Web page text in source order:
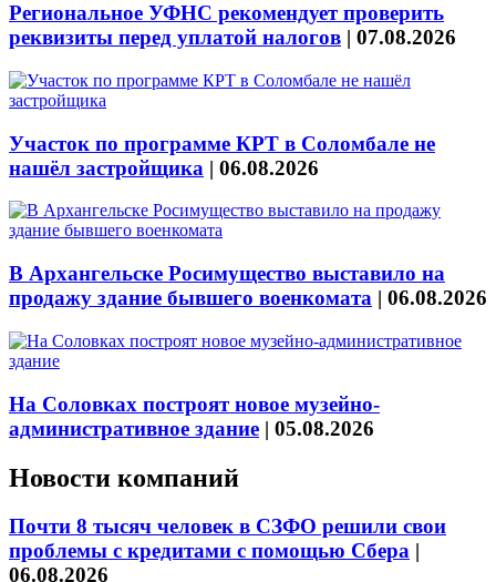
Региональное УФНС рекомендует проверить
реквизиты перед уплатой налогов | 07.08.2026
Участок по программе КРТ в Соломбале не
нашёл застройщика | 06.08.2026
В Архангельске Росимущество выставило на
продажу здание бывшего военкомата | 06.08.2026
На Соловках построят новое музейно-
административное здание | 05.08.2026
Новости компаний
Почти 8 тысяч человек в СЗФО решили свои
проблемы с кредитами с помощью Сбера |
06.08.2026